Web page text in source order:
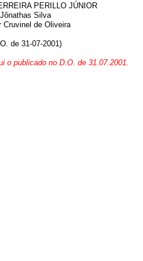
PERILLO JÚNIOR
Jônathas Silva
Cruvinel de Oliveira
de 31-07-2001)
o publicado no D.O. de 31.07.2001.